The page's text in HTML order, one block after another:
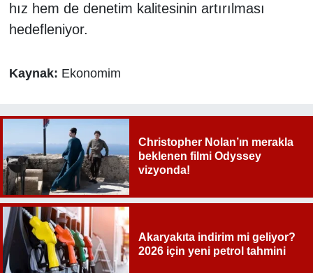
hız hem de denetim kalitesinin artırılması
hedefleniyor.
Kaynak: Ekonomim
Christopher Nolan’ın merakla
beklenen filmi Odyssey
vizyonda!
Akaryakıta indirim mi geliyor?
2026 için yeni petrol tahmini